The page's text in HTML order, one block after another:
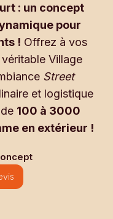
: un concept
pour
! Offrez à vos
Village
Street
et logistique
100 à 3000
en extérieur !